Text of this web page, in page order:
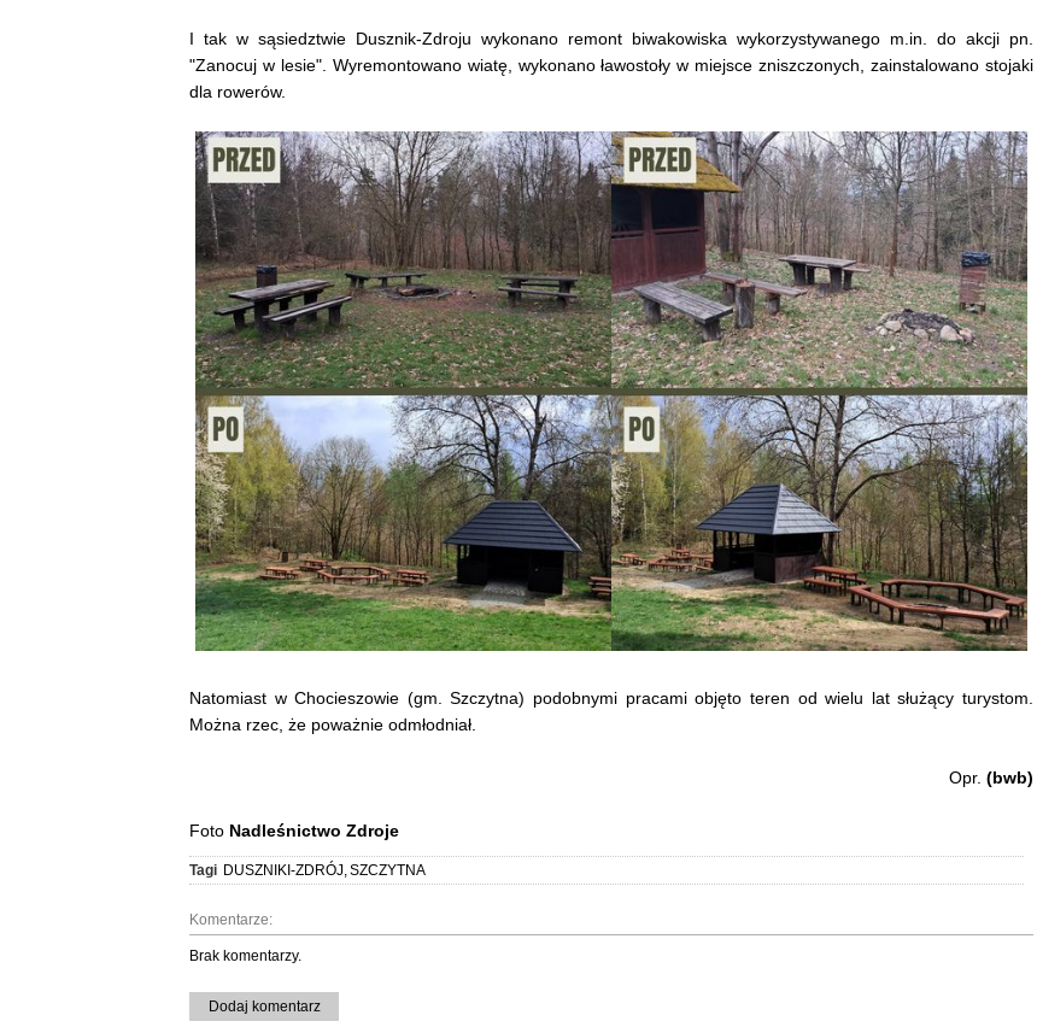
I tak w sąsiedztwie Dusznik-Zdroju wykonano remont biwakowiska wykorzystywanego m.in. do akcji pn.
"Zanocuj w lesie". Wyremontowano wiatę, wykonano ławostoły w miejsce zniszczonych, zainstalowano stojaki
dla rowerów.
Natomiast w Chocieszowie (gm. Szczytna) podobnymi pracami objęto teren od wielu lat służący turystom.
Można rzec, że poważnie odmłodniał.
Opr. (bwb)
Foto Nadleśnictwo Zdroje
Tagi DUSZNIKI-ZDRÓJ,SZCZYTNA
Komentarze:
Brak komentarzy.
Dodaj komentarz